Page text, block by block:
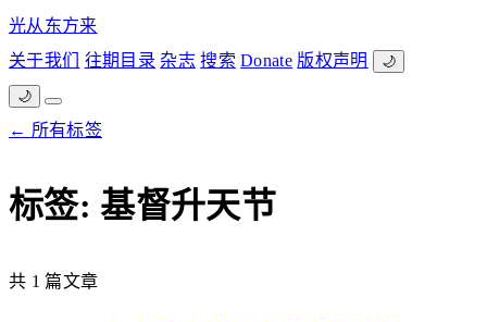
光从东方来
关于我们
往期目录 杂志 搜索 Donate 版权声明 🌙
🌙
← 所有标签
标签: 基督升天节
共 1 篇文章